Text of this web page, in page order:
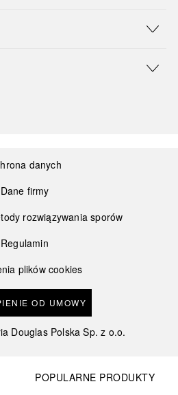
danych
Dane firmy
rozwiązywania sporów
Regulamin
plików cookies
OD UMOWY
Douglas Polska Sp. z o.o.
POPULARNE PRODUKTY